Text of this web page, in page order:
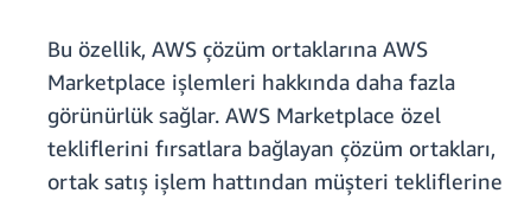
Bu özellik, AWS çözüm ortaklarına AWS
Marketplace işlemleri hakkında daha fazla
görünürlük sağlar. AWS Marketplace özel
tekliflerini fırsatlara bağlayan çözüm ortakları,
ortak satış işlem hattından müşteri tekliflerine